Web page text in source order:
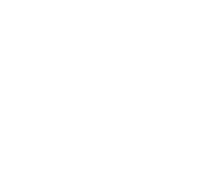
Una conexión
El ramal, construido
velocidad en los puntos
Málaga), utilizando